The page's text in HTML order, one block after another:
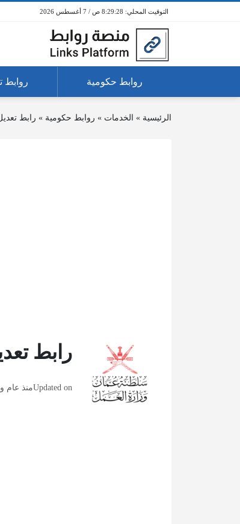
8:29:28 ص / 7 أغسطس 2026
روابط حكومية روابط
الرئيسية » الخدمات » روابط حكومية » رابط
رابط
Updated onمنذ عام